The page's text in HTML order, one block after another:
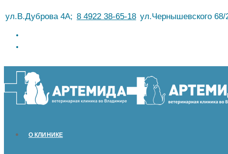
кул.В.Дуброва 4А; 8 4922 38-65-18 ул.Чернышевского 68/
О КЛИНИКЕ